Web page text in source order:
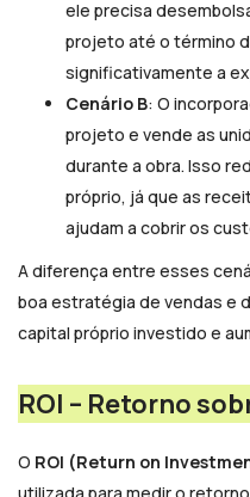
ele precisa
projeto até o término
significativamente a
Cenário B: O
projeto e vende as
durante a obra. Isso
próprio, já que as
ajudam a cobrir os
A diferença entre esses
boa estratégia de vendas e
capital próprio investido e
ROI – Retorno
O ROI (Return on